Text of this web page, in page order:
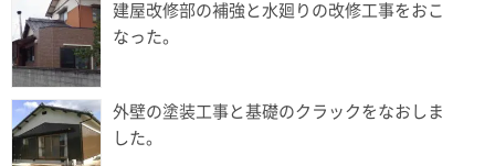
建屋改修部の補強と水廻りの改修工事をおこ
なった。
外壁の塗装工事と基礎のクラックをなおしま
した。